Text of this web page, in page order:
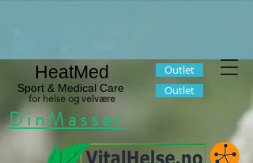
HeatMed
Sport & Medical Care
for helse og velvære
Outlet
Outlet
DinMassør